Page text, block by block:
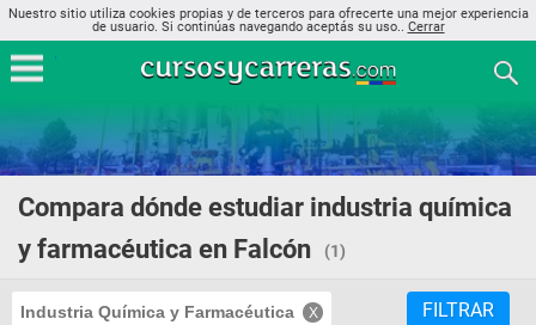
Nuestro sitio utiliza cookies propias y de terceros para ofrecerte una mejor experiencia
de usuario. Si continúas navegando aceptás su uso.. Cerrar
Compara dónde estudiar industria química
y farmacéutica en Falcón
(1)
Industria Química y Farmacéutica FILTRAR